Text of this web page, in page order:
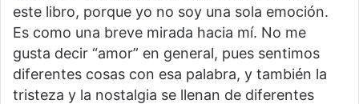
este libro, porque yo no soy una sola emoción.
Es como una breve mirada hacia mí. No me
gusta decir “amor” en general, pues sentimos
diferentes cosas con esa palabra, y también la
tristeza y la nostalgia se llenan de diferentes